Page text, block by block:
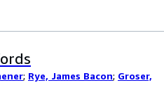
; Rye, James Bacon; Groser,